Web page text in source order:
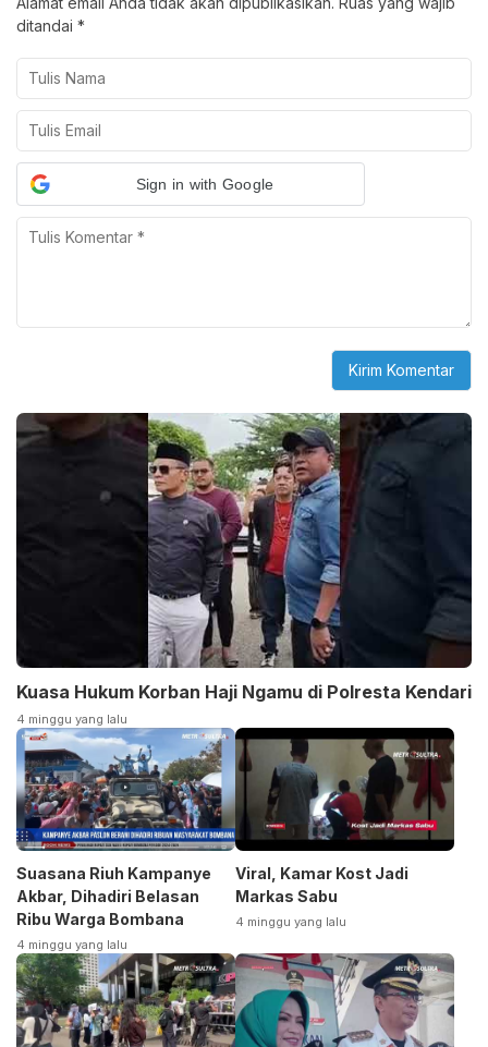
ditandai *
Sign in with Google
Kuasa Hukum Korban Haji Ngamu di Polresta Kendari
4 minggu yang lalu
Suasana Riuh Kampanye
Akbar, Dihadiri Belasan
Ribu Warga Bombana
4 minggu yang lalu
Viral, Kamar Kost Jadi
Markas Sabu
4 minggu yang lalu